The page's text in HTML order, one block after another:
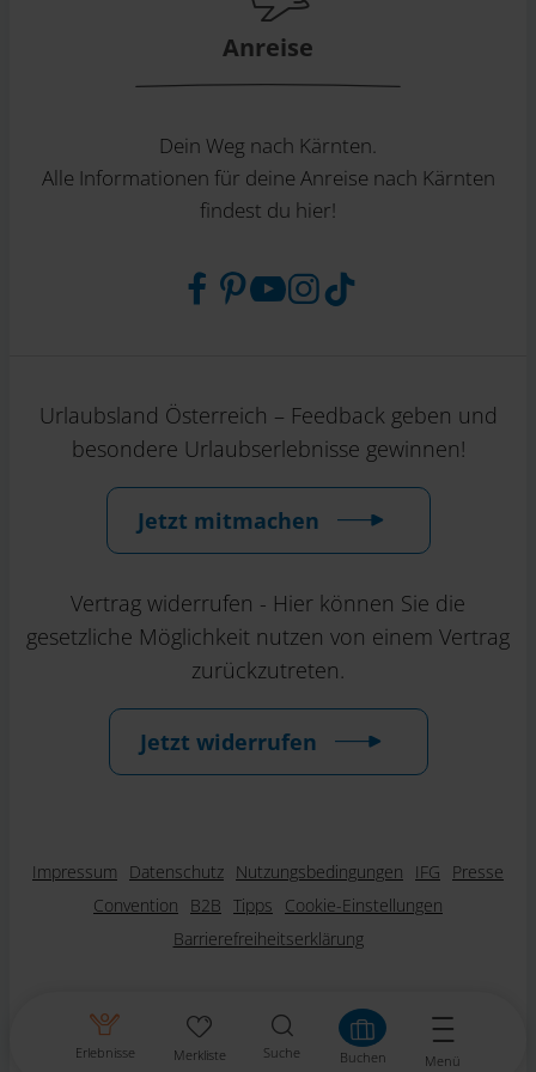
Erlebnisse Merkliste Suche Buchen Menü
Anreise
Dein Weg nach Kärnten.
Alle Informationen für deine Anreise nach Kärnten
findest du hier!
Urlaubsland Österreich – Feedback geben und
besondere Urlaubserlebnisse gewinnen!
Jetzt mitmachen
Vertrag widerrufen - Hier können Sie die
gesetzliche Möglichkeit nutzen von einem Vertrag
zurückzutreten.
Jetzt widerrufen
Impressum Datenschutz Nutzungsbedingungen IFG
Presse
Convention
B2B Tipps
Cookie-Einstellungen
Barrierefreiheitserklärung